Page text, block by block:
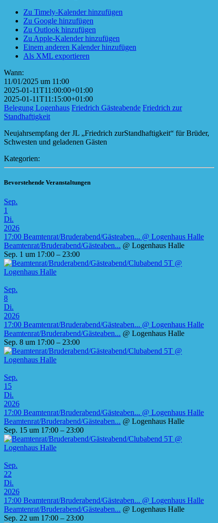
Zu Timely-Kalender hinzufügen
Zu Google hinzufügen
Zu Outlook hinzufügen
Zu Apple-Kalender hinzufügen
Einem anderen Kalender hinzufügen
Als XML exportieren
Wann:
11/01/2025 um 11:00
2025-01-11T11:00:00+01:00
2025-01-11T11:15:00+01:00
Belegung Logenhaus Friedrich Gästeabende Friedrich zur
Standhaftigkeit
Neujahrsempfang der JL „Friedrich zurStandhaftigkeit“ für Brüder,
Schwesten und geladenen Gästen
Kategorien:
Bevorstehende Veranstaltungen
Sep.
1
Di.
2026
17:00 Beamtenrat/Bruderabend/Gästeaben... @ Logenhaus Halle
Beamtenrat/Bruderabend/Gästeaben... @ Logenhaus Halle
Sep. 1 um 17:00 – 23:00
Sep.
8
Di.
2026
17:00 Beamtenrat/Bruderabend/Gästeaben... @ Logenhaus Halle
Beamtenrat/Bruderabend/Gästeaben... @ Logenhaus Halle
Sep. 8 um 17:00 – 23:00
Sep.
15
Di.
2026
17:00 Beamtenrat/Bruderabend/Gästeaben... @ Logenhaus Halle
Beamtenrat/Bruderabend/Gästeaben... @ Logenhaus Halle
Sep. 15 um 17:00 – 23:00
Sep.
22
Di.
2026
17:00 Beamtenrat/Bruderabend/Gästeaben... @ Logenhaus Halle
Beamtenrat/Bruderabend/Gästeaben... @ Logenhaus Halle
Sep. 22 um 17:00 – 23:00